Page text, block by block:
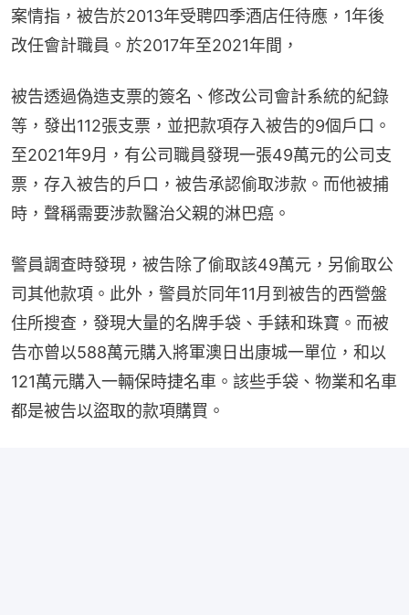
案情指，被告於2013年受聘四季酒店任待應，1年後
改任會計職員。於2017年至2021年間，
被告透過偽造支票的簽名、修改公司會計系統的紀錄
等，發出112張支票，並把款項存入被告的9個戶口。
至2021年9月，有公司職員發現一張49萬元的公司支
票，存入被告的戶口，被告承認偷取涉款。而他被捕
時，聲稱需要涉款醫治父親的淋巴癌。
警員調查時發現，被告除了偷取該49萬元，另偷取公
司其他款項。此外，警員於同年11月到被告的西營盤
住所搜查，發現大量的名牌手袋、手錶和珠寶。而被
告亦曾以588萬元購入將軍澳日出康城一單位，和以
121萬元購入一輛保時捷名車。該些手袋、物業和名車
都是被告以盜取的款項購買。